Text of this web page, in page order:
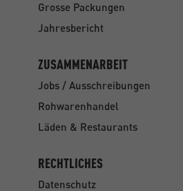
Grosse Packungen
Jahresbericht
ZUSAMMENARBEIT
Jobs / Ausschreibungen
Rohwarenhandel
Läden & Restaurants
RECHTLICHES
Datenschutz